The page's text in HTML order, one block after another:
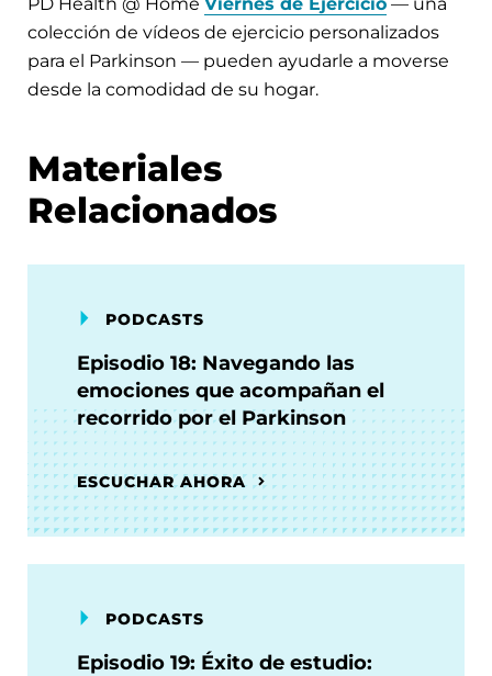
colección de vídeos de ejercicio personalizados
para el Parkinson — pueden ayudarle a moverse
desde la comodidad de su hogar.
Materiales
Relacionados
PODCASTS
Episodio 18: Navegando las
emociones que acompañan el
recorrido por el Parkinson
ESCUCHAR AHORA
PODCASTS
Episodio 19: Éxito de estudio: